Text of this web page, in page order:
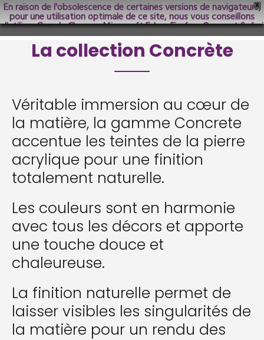
X
En raison de l'obsolescence de certaines versions de navigateurs,
pour une utilisation optimale de ce site, nous vous conseillons
d'utiliser Google Chrome; Microsoft Edge, Firefox, Opera et Safari
dans les versions les plus récentes.
La collection Concrète
Véritable immersion au cœur de
la matière, la gamme Concrete
accentue les teintes de la pierre
acrylique pour une finition
totalement naturelle.
Les couleurs sont en harmonie
avec tous les décors et apporte
une touche douce et
chaleureuse.
La finition naturelle permet de
laisser visibles les singularités de
la matière pour un rendu des